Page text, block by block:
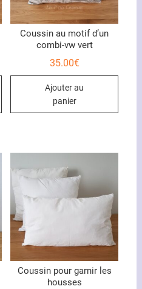
Ce
Les
options
peuvent
être
choisies
Coussin au motif d’un
combi-vw vert
35.00€
Ajouter au
panier
Coussin pour garnir les
housses